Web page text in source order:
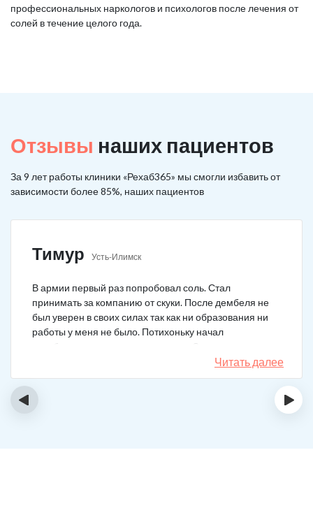
профессиональных наркологов и психологов после лечения от
солей в течение целого года.
Отзывы наших пациентов
За 9 лет работы клиники «Рехаб365» мы смогли избавить от
зависимости более 85%, наших пациентов
Тимур Усть-Илимск
В армии первый раз попробовал соль. Стал
принимать за компанию от скуки. После дембеля не
был уверен в своих силах так как ни образования ни
работы у меня не было. Потихоньку начал
зарабатывать и тратить их на соль. Спустя год завел
девушку и ей не нравилось мое пристрастие к
наркотикам. Пошел на лечение, чтобы ее не потерять.
Читать далее
‹ ›